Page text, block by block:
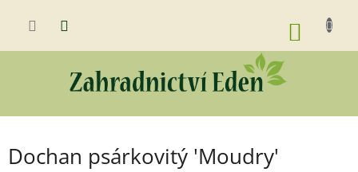
KOŠÍK
Dochan psárkovitý 'Moudry'